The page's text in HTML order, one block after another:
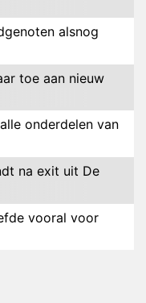
alsnog
toe aan nieuw
onderdelen van
na exit uit De
vooral voor